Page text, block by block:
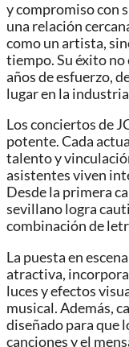
y compromiso con
una relación
como un artista,
tiempo. Su éxito no
años de esfuerzo,
lugar en la
Los conciertos de
potente. Cada
talento y
asistentes viven
Desde la primera
sevillano logra
combinación de
La puesta en
atractiva,
luces y efectos
musical. Además,
diseñado para que
canciones y el